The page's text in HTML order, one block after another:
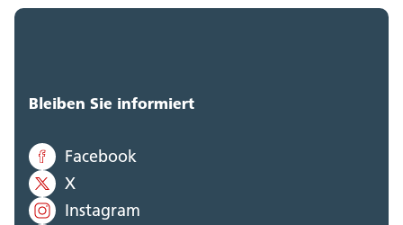
Bleiben Sie informiert
Facebook
X
Instagram